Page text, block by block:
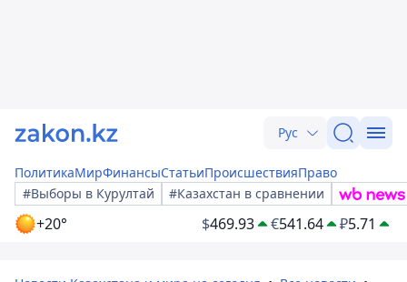
Рус
ПолитикаМирФинансыСтатьиПроисшествияПраво
#Выборы в Курултай
#Казахстан в сравнении
+20° $469.93 €541.64 ₽5.71